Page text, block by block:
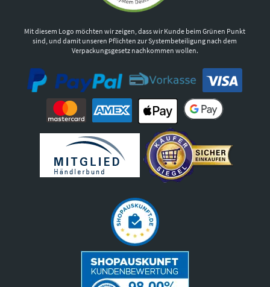
Mit diesem Logo möchten wir zeigen, dass wir Kunde beim Grünen Punkt
sind, und damit unseren Pflichten zur Systembeteiligung nach dem
Verpackungsgesetz nachkommen wollen.